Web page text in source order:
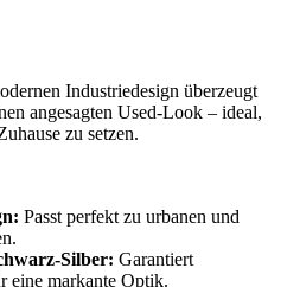
Industriedesign überzeugt
angesagten Used-Look – ideal,
zu setzen.
Passt perfekt zu urbanen und
Silber: Garantiert
eine markante Optik.